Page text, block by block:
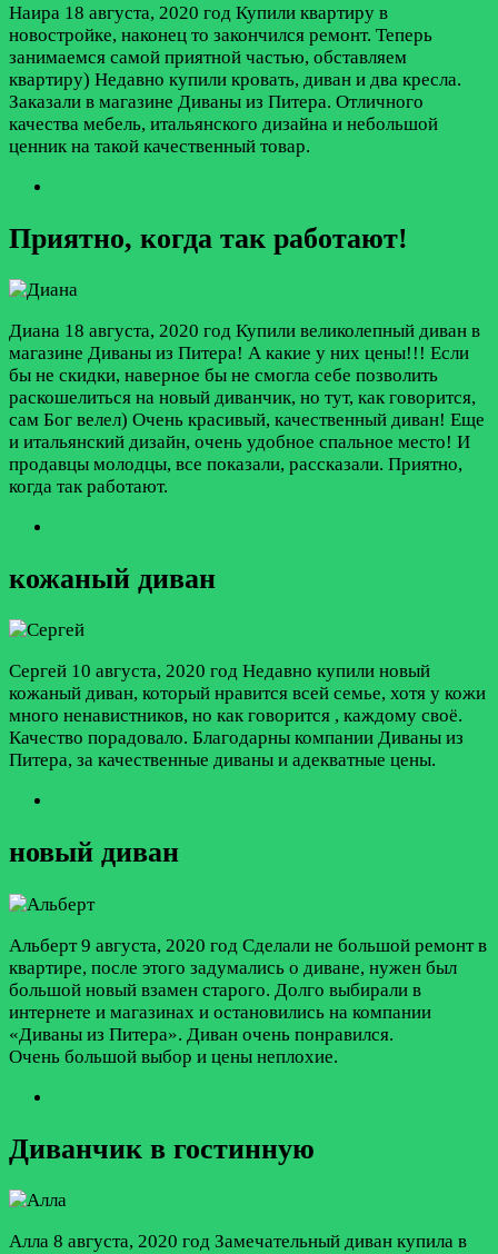
Наира 18 августа, 2020 год Купили квартиру в
новостройке, наконец то закончился ремонт. Теперь
занимаемся самой приятной частью, обставляем
квартиру) Недавно купили кровать, диван и два кресла.
Заказали в магазине Диваны из Питера. Отличного
качества мебель, итальянского дизайна и небольшой
ценник на такой качественный товар.
Приятно, когда так работают!
Диана 18 августа, 2020 год Купили великолепный диван в
магазине Диваны из Питера! А какие у них цены!!! Если
бы не скидки, наверное бы не смогла себе позволить
раскошелиться на новый диванчик, но тут, как говорится,
сам Бог велел) Очень красивый, качественный диван! Еще
и итальянский дизайн, очень удобное спальное место! И
продавцы молодцы, все показали, рассказали. Приятно,
когда так работают.
кожаный диван
Сергей 10 августа, 2020 год Недавно купили новый
кожаный диван, который нравится всей семье, хотя у кожи
много ненавистников, но как говорится , каждому своё.
Качество порадовало. Благодарны компании Диваны из
Питера, за качественные диваны и адекватные цены.
новый диван
Альберт 9 августа, 2020 год Сделали не большой ремонт в
квартире, после этого задумались о диване, нужен был
большой новый взамен старого. Долго выбирали в
интернете и магазинах и остановились на компании
«Диваны из Питера». Диван очень понравился.
Очень большой выбор и цены неплохие.
Диванчик в гостинную
Алла 8 августа, 2020 год Замечательный диван купила в